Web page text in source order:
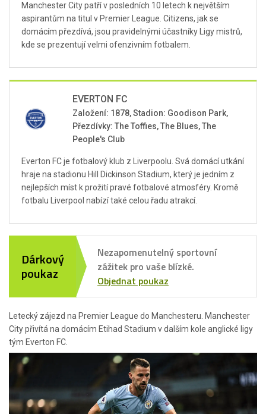
Letecký zájezd na Premier League do Manchesteru. Manchester
City přivítá na domácím Etihad Stadium v dalším kole anglické ligy
tým Everton FC.
Manchester City patří v posledních 10 letech k největším
aspirantům na titul v Premier League. Citizens, jak se
domácím přezdívá, jsou pravidelnými účastníky Ligy mistrů,
kde se prezentují velmi ofenzivním fotbalem.
EVERTON FC
Založení: 1878, Stadion: Goodison Park,
Přezdívky: The Toffies, The Blues, The
People's Club
Everton FC je fotbalový klub z Liverpoolu. Svá domácí utkání
hraje na stadionu Hill Dickinson Stadium, který je jedním z
nejlepších míst k prožití pravé fotbalové atmosféry. Kromě
fotbalu Liverpool nabízí také celou řadu atrakcí.
Dárkový
poukaz
Nezapomenutelný sportovní
zážitek pro vaše blízké.
Objednat poukaz